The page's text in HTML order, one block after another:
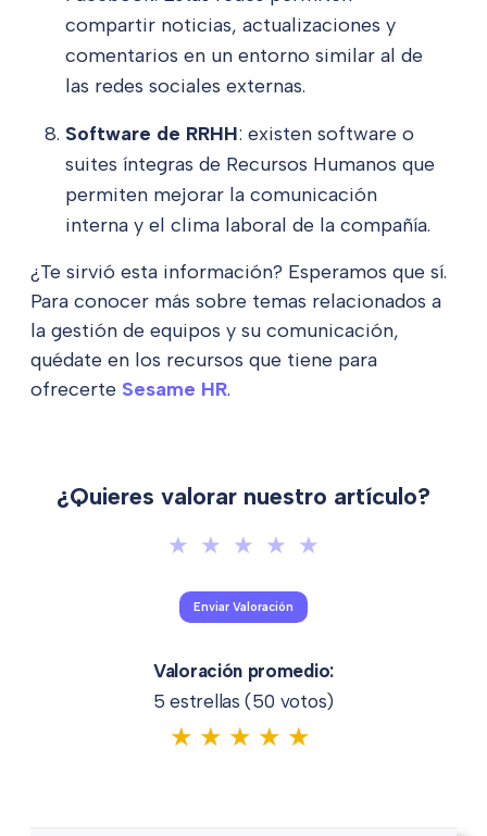
compartir noticias, actualizaciones y
comentarios en un entorno similar al de
las redes sociales externas.
Software de RRHH: existen software o
suites íntegras de Recursos Humanos que
permiten mejorar la comunicación
interna y el clima laboral de la compañía.
¿Te sirvió esta información? Esperamos que sí.
Para conocer más sobre temas relacionados a
la gestión de equipos y su comunicación,
quédate en los recursos que tiene para
ofrecerte Sesame HR.
¿Quieres valorar nuestro artículo?
Valoración promedio:
5 estrellas (50 votos)
★ ★ ★ ★ ★